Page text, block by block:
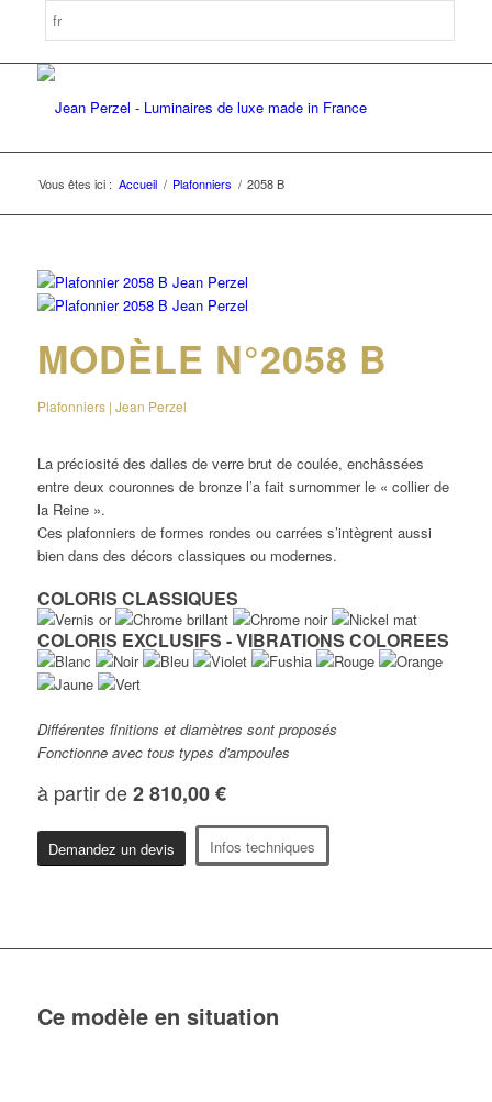
Vous êtes ici : Accueil / Plafonniers / 2058 B
MODÈLE N°2058 B
Plafonniers | Jean Perzel
La préciosité des dalles de verre brut de coulée, enchâssées
entre deux couronnes de bronze l’a fait surnommer le « collier de
la Reine ».
Ces plafonniers de formes rondes ou carrées s’intègrent aussi
bien dans des décors classiques ou modernes.
COLORIS CLASSIQUES
COLORIS EXCLUSIFS - VIBRATIONS COLOREES
Différentes finitions et diamètres sont proposés
Fonctionne avec tous types d'ampoules
à partir de2 810,00 €
Demandez un devis Infos techniques
Ce modèle en situation